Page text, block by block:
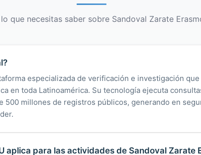
que necesitas saber sobre Sandoval Zarate
especializada de verificación e investigación
en toda Latinoamérica. Su tecnología ejecuta
500 millones de registros públicos, generando en
aplica para las actividades de Sandoval Zarate